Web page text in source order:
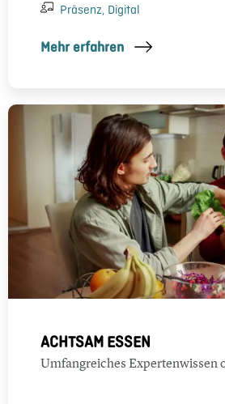
Präsenz, Digital
Mehr erfahren
ACHTSAM ESSEN
Umfangreiches Expertenwissen